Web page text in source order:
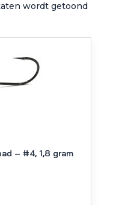
wordt getoond
– #4, 1,8 gram